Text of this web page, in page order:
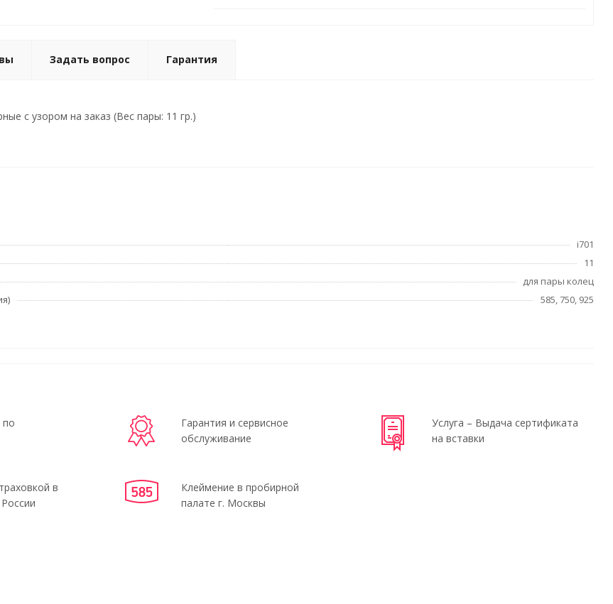
Задать вопрос Гарантия
с узором на заказ (Вес пары: 11 гр.)
i701
11
для пары колец
585, 750, 925
по
Гарантия и сервисное
обслуживание
Услуга – Выдача сертификата
на вставки
в
Клеймение в пробирной
палате г. Москвы